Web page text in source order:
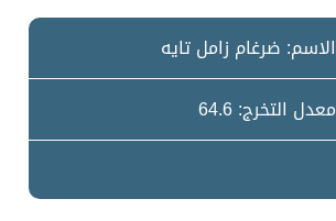
الاسم: ضرغام زامل تايه
معدل التخرج: 64.6